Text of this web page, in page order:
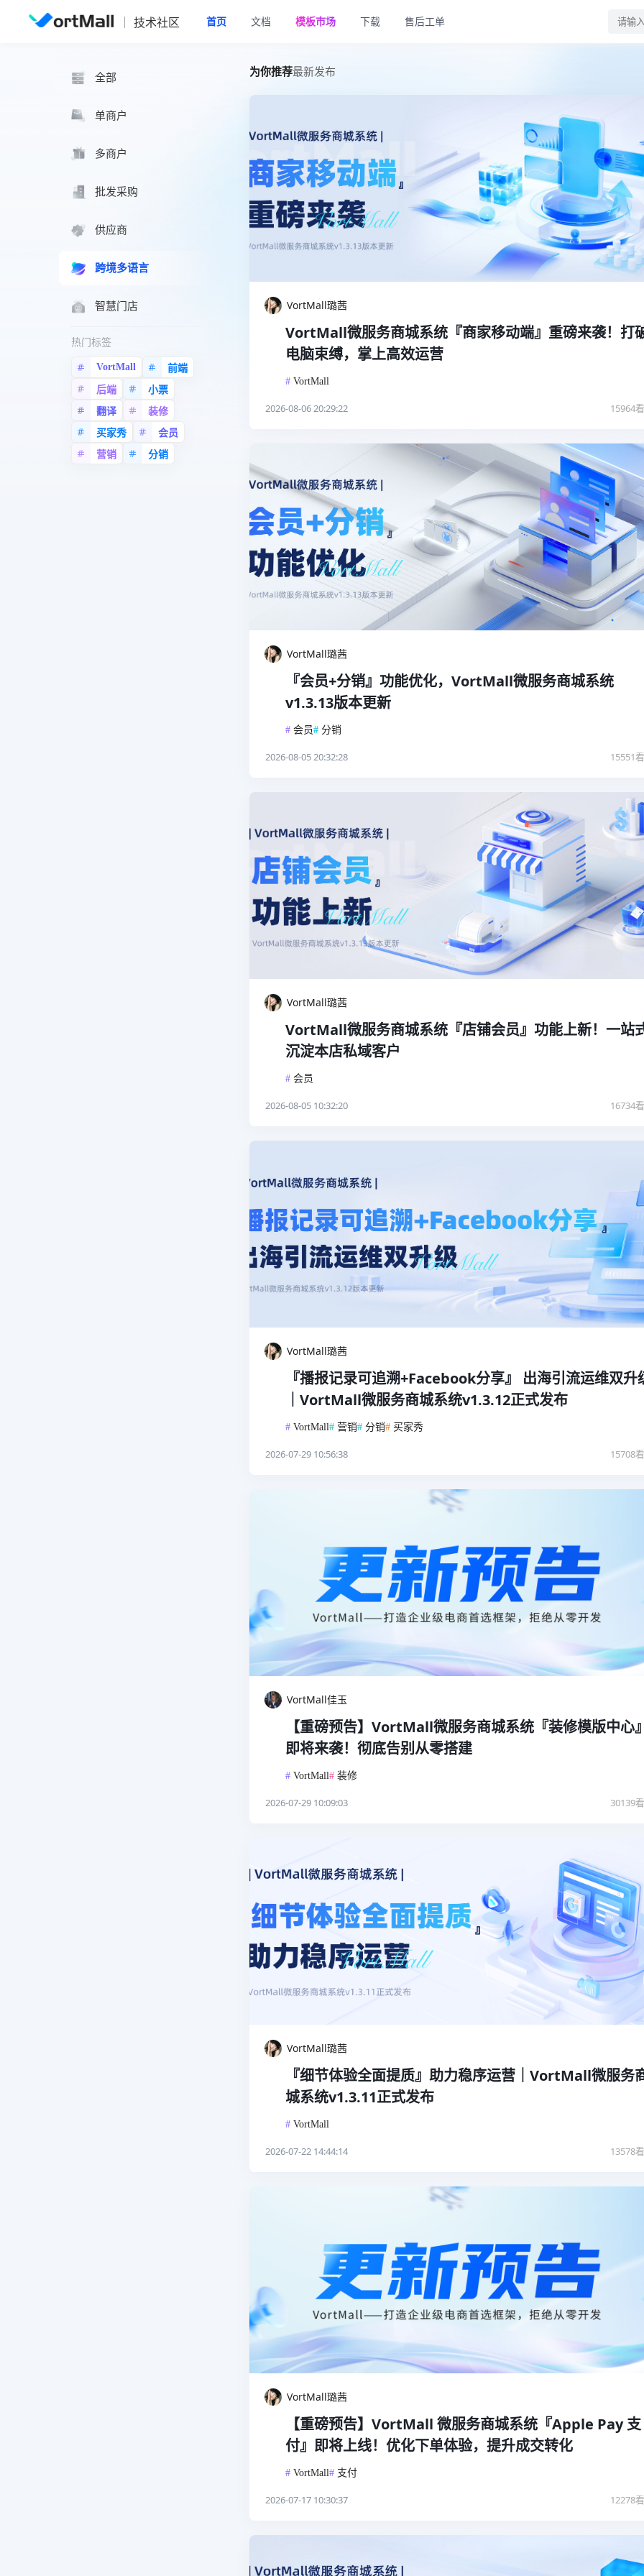
技术社区 首页 文档 模板市场 下载 售后工单
全部
单商户
多商户
批发采购
供应商
跨境多语言
智慧门店
热门标签
VortMall
前端
后端
小票
翻译
装修
买家秀
会员
营销
分销
为你推荐最新发布
VortMall璐茜
VortMall微服务商城系统『商家移动端』重磅来袭！打
电脑束缚，掌上高效运营
# VortMall
2026-08-06 20:29:22 15964
VortMall璐茜
『会员+分销』功能优化，VortMall微服务商城系统
v1.3.13版本更新
# 会员# 分销
2026-08-05 20:32:28 15551
VortMall璐茜
VortMall微服务商城系统『店铺会员』功能上新！一站
沉淀本店私域客户
# 会员
2026-08-05 10:32:20 16734
VortMall璐茜
『播报记录可追溯+Facebook分享』 出海引流运维双升
｜VortMall微服务商城系统v1.3.12正式发布
# VortMall# 营销# 分销# 买家秀
2026-07-29 10:56:38 15708
VortMall佳玉
【重磅预告】VortMall微服务商城系统『装修模版中心
即将来袭！彻底告别从零搭建
# VortMall# 装修
2026-07-29 10:09:03 30139
VortMall璐茜
『细节体验全面提质』助力稳序运营｜VortMall微服务
城系统v1.3.11正式发布
# VortMall
2026-07-22 14:44:14 13578
VortMall璐茜
【重磅预告】VortMall 微服务商城系统『Apple Pay 支
付』即将上线！优化下单体验，提升成交转化
# VortMall# 支付
2026-07-17 10:30:37 12278